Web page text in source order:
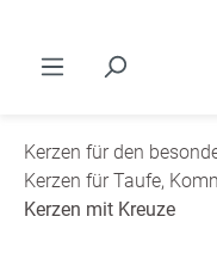
Kerzen für den
Kerzen für Taufe,
Kerzen mit Kreuze